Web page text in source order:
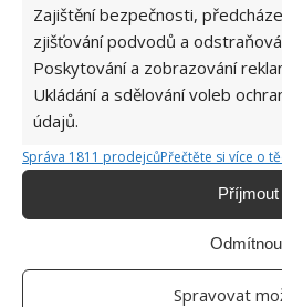
Zajištění bezpečnosti,
zjišťování podvodů a
Poskytování a zobrazování
Ukládání a sdělování voleb
údajů.
Správa 1811 prodejcůPřečtěte si více o
Příjmout
Spravovat